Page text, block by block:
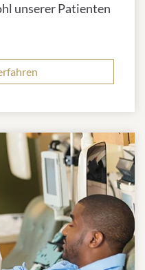
unserer Patienten